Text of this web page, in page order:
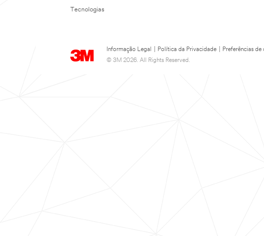
Tecnologias
Informação Legal Política da Privacidade
Preferências de
© 3M 2026. All Rights Reserved.